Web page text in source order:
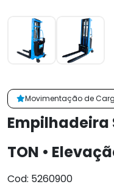
Movimentação de
Empilhadeira
TON •
Cod: 5260900